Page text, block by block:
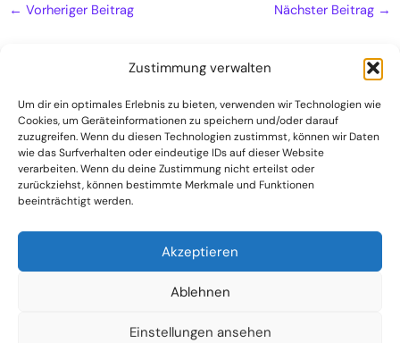
Zustimmung verwalten
Um dir ein optimales Erlebnis zu bieten, verwenden wir Technologien wie
Cookies, um Geräteinformationen zu speichern und/oder darauf
zuzugreifen. Wenn du diesen Technologien zustimmst, können wir Daten
wie das Surfverhalten oder eindeutige IDs auf dieser Website
verarbeiten. Wenn du deine Zustimmung nicht erteilst oder
zurückziehst, können bestimmte Merkmale und Funktionen
beeinträchtigt werden.
Akzeptieren
Ablehnen
Einstellungen ansehen
← Vorheriger Beitrag Nächster Beitrag →
Naturheilpraxis
Kontakt
Datenschutzerklärung